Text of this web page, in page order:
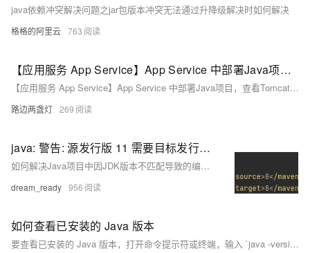
java依赖冲突解决问题之jar包版本冲突无法通过升降级解决时如何解决
格格的阿里云 763
【应用服务 App Service】App Service 中部署Java项目，查看Tomcat配置及上传自定义版本
【应用服务 App Service】App Service 中部署Java项目，查看Tomcat配置及上传自定义版本
路边两盏灯 269
java: 警告: 源发行版 11 需要目标发行版 11 无效的目标发行版: 11 jdk版本不符，项目jdk版本为其他版本
如何解决Java项目中因JDK版本不匹配导致的编译错误，包括修改`pom.xml`文件、调整项目结构、设置Maven和JDK版本，以及清理缓存和重启IDEA。
dream_ready 956
如何查看已安装的 Java 版本
要查看已安装的 Java 版本，打开命令提示符或终端，输入 `java -version`，回车后即可显示当前系统中 Java 的版本信息。